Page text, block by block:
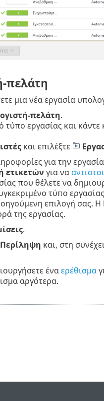
πελάτη
μια νέα εργασία
πελάτη.
εργασίας και κάντε
και επιλέξτε
για την
ετικετών για να
που θέλετε να
τύπο
επιλογή σας. Η
της εργασίας.
.
Περίληψη και, στη
έναερέθισμα
αργότερα.